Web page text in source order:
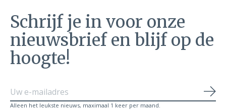
Schrijf je in voor onze
nieuwsbrief en blijf op de
hoogte!
Alleen het leukste nieuws, maximaal 1 keer per maand.